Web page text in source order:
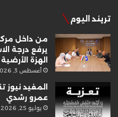
تريند اليوم
من داخل
يرفع درجة
الهزة الأرضية
أغسطس 3, 2026
المفيد
عمرو رشدي
يوليو 25, 2026